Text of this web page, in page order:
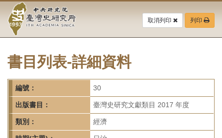
要
中
央
研
究
院-
臺
灣
取消列印 列印
書目列表-詳細資料
編號： 30
出版書目： 臺灣史研究文獻類目 2017 年度
類別： 經濟